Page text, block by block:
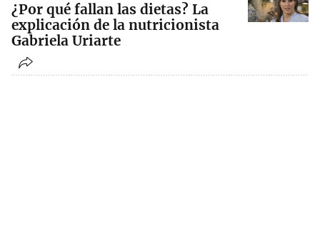
¿Por qué fallan las dietas? La
explicación de la nutricionista
Gabriela Uriarte